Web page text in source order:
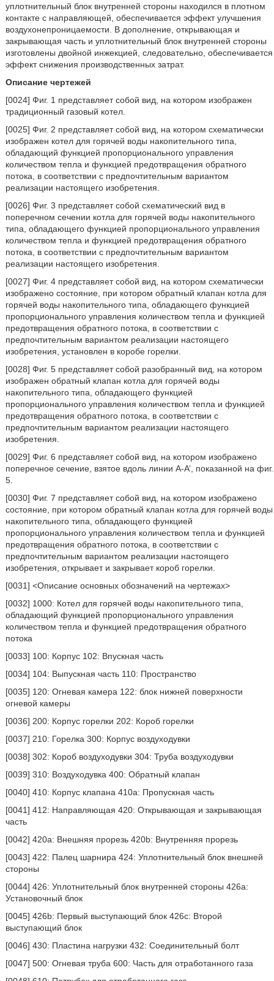
уплотнительный блок внутренней стороны находился в плотном
контакте с направляющей, обеспечивается эффект улучшения
воздухонепроницаемости. В дополнение, открывающая и
закрывающая часть и уплотнительный блок внутренней стороны
изготовлены двойной инжекцией, следовательно, обеспечивается
эффект снижения производственных затрат.
Описание чертежей
[0024] Фиг. 1 представляет собой вид, на котором изображен
традиционный газовый котел.
[0025] Фиг. 2 представляет собой вид, на котором схематически
изображен котел для горячей воды накопительного типа,
обладающий функцией пропорционального управления
количеством тепла и функцией предотвращения обратного
потока, в соответствии с предпочтительным вариантом
реализации настоящего изобретения.
[0026] Фиг. 3 представляет собой схематический вид в
поперечном сечении котла для горячей воды накопительного
типа, обладающего функцией пропорционального управления
количеством тепла и функцией предотвращения обратного
потока, в соответствии с предпочтительным вариантом
реализации настоящего изобретения.
[0027] Фиг. 4 представляет собой вид, на котором схематически
изображено состояние, при котором обратный клапан котла для
горячей воды накопительного типа, обладающего функцией
пропорционального управления количеством тепла и функцией
предотвращения обратного потока, в соответствии с
предпочтительным вариантом реализации настоящего
изобретения, установлен в коробе горелки.
[0028] Фиг. 5 представляет собой разобранный вид, на котором
изображен обратный клапан котла для горячей воды
накопительного типа, обладающего функцией
пропорционального управления количеством тепла и функцией
предотвращения обратного потока, в соответствии с
предпочтительным вариантом реализации настоящего
изобретения.
[0029] Фиг. 6 представляет собой вид, на котором изображено
поперечное сечение, взятое вдоль линии А-А’, показанной на фиг.
5.
[0030] Фиг. 7 представляет собой вид, на котором изображено
состояние, при котором обратный клапан котла для горячей воды
накопительного типа, обладающего функцией
пропорционального управления количеством тепла и функцией
предотвращения обратного потока, в соответствии с
предпочтительным вариантом реализации настоящего
изобретения, открывает и закрывает короб горелки.
[0031] <Описание основных обозначений на чертежах>
[0032] 1000: Котел для горячей воды накопительного типа,
обладающий функцией пропорционального управления
количеством тепла и функцией предотвращения обратного
потока
[0033] 100: Корпус 102: Впускная часть
[0034] 104: Выпускная часть 110: Пространство
[0035] 120: Огневая камера 122: блок нижней поверхности
огневой камеры
[0036] 200: Корпус горелки 202: Короб горелки
[0037] 210: Горелка 300: Корпус воздуходувки
[0038] 302: Короб воздуходувки 304: Труба воздуходувки
[0039] 310: Воздуходувка 400: Обратный клапан
[0040] 410: Корпус клапана 410a: Пропускная часть
[0041] 412: Направляющая 420: Открывающая и закрывающая
часть
[0042] 420a: Внешняя прорезь 420b: Внутренняя прорезь
[0043] 422: Палец шарнира 424: Уплотнительный блок внешней
стороны
[0044] 426: Уплотнительный блок внутренней стороны 426a:
Установочный блок
[0045] 426b: Первый выступающий блок 426c: Второй
выступающий блок
[0046] 430: Пластина нагрузки 432: Соединительный болт
[0047] 500: Огневая труба 600: Часть для отработанного газа